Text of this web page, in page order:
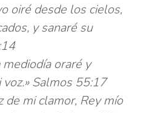
oiré desde los cielos,
y sanaré su
mediodía oraré y
Salmos 55:17
de mi clamor, Rey mío